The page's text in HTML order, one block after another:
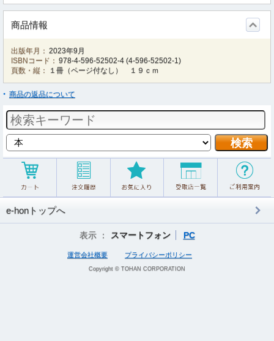
商品情報
出版年月： 2023年9月
ISBNコード： 978-4-596-52502-4 (4-596-52502-1)
頁数・縦：
１冊（ページ付なし） １９ｃｍ
商品の返品について
e-honトップへ
表示 ： スマートフォン PC
運営会社概要 プライバシーポリシー
Copyright © TOHAN CORPORATION